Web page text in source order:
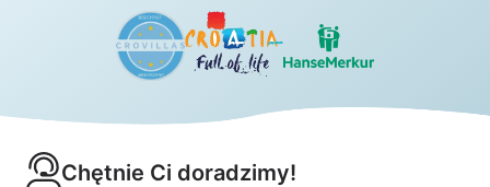
Chętnie Ci doradzimy!